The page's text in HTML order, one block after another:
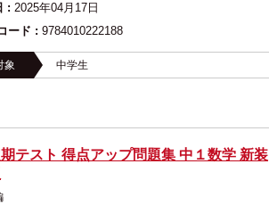
: 2025年04月17日
ード : 9784010222188
象 中学生
テスト 得点アップ問題集 中１数学 新装
社 編